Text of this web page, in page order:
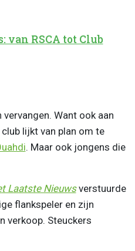
van RSCA tot Club
Want ook aan
lijkt van plan om te
. Maar ook jongens die
Laatste Nieuwsverstuurde
flankspeler en zijn
verkoop. Steuckers